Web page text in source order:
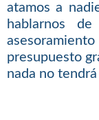
atamos a
hablarnos
presupuesto
nada no